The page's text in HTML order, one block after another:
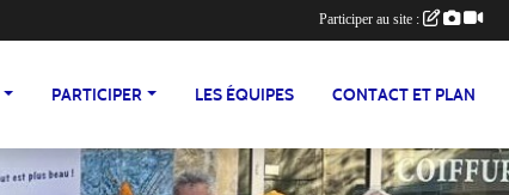
PARTICIPER LES ÉQUIPES CONTACT ET PLAN
Participer au site :